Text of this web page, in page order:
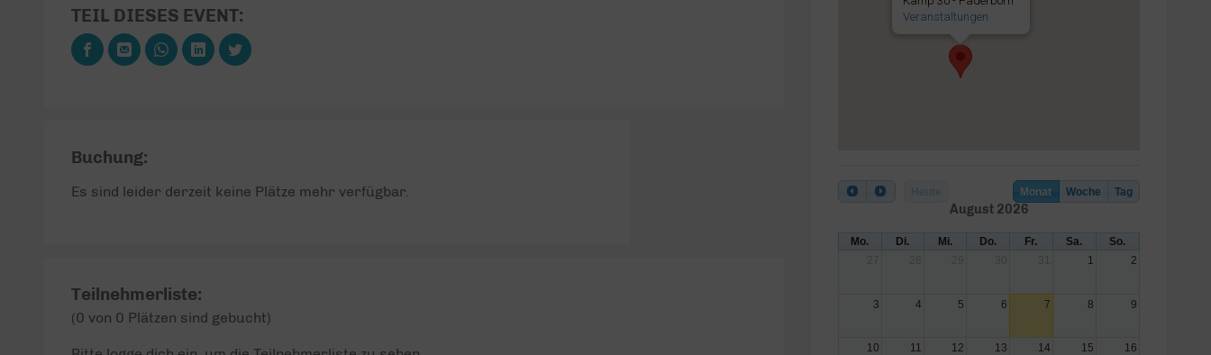
TEIL DIESES EVENT:
Buchung:
Es sind leider derzeit keine Plätze mehr verfügbar.
Teilnehmerliste:
(0 von 0 Plätzen sind gebucht)
Veranstaltungen
Monat Woche Tag
August 2026
Mo. Di. Mi. Do. Fr. Sa.
So.
1 2
3 4 5 6 7 8 9
10 11 12 13 14 15 16